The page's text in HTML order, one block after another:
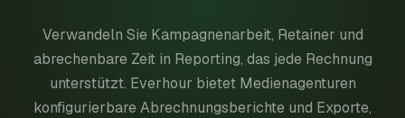
Verwandeln Sie Kampagnenarbeit, Retainer und
abrechenbare Zeit in Reporting, das jede Rechnung
unterstützt. Everhour bietet Medienagenturen
konfigurierbare Abrechnungsberichte und Exporte,